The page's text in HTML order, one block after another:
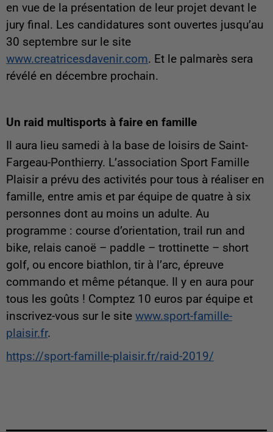
en vue de la présentation de leur projet devant le
jury final. Les candidatures sont ouvertes jusqu’au
30 septembre sur le site
www.creatricesdavenir.com. Et le palmarès sera
révélé en décembre prochain.
Un raid multisports à faire en famille
Il aura lieu samedi à la base de loisirs de Saint-
Fargeau-Ponthierry. L’association Sport Famille
Plaisir a prévu des activités pour tous à réaliser en
famille, entre amis et par équipe de quatre à six
personnes dont au moins un adulte. Au
programme : course d’orientation, trail run and
bike, relais canoë – paddle – trottinette – short
golf, ou encore biathlon, tir à l’arc, épreuve
commando et même pétanque. Il y en aura pour
tous les goûts ! Comptez 10 euros par équipe et
inscrivez-vous sur le site www.sport-famille-
plaisir.fr.
https://sport-famille-plaisir.fr/raid-2019/